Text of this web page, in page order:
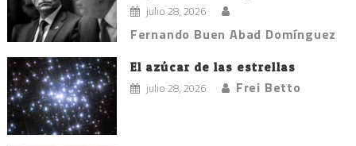
julio 28, 2026
Fernando Buen Abad Domínguez
El azúcar de las estrellas
julio 28, 2026 Frei Betto